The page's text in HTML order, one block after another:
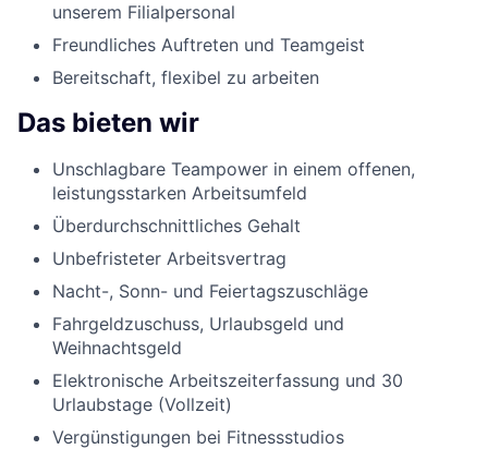
unserem Filialpersonal
Freundliches Auftreten und Teamgeist
Bereitschaft, flexibel zu arbeiten
Das bieten wir
Unschlagbare Teampower in einem offenen,
leistungsstarken Arbeitsumfeld
Überdurchschnittliches Gehalt
Unbefristeter Arbeitsvertrag
Nacht-, Sonn- und Feiertagszuschläge
Fahrgeldzuschuss, Urlaubsgeld und
Weihnachtsgeld
Elektronische Arbeitszeiterfassung und 30
Urlaubstage (Vollzeit)
Vergünstigungen bei Fitnessstudios